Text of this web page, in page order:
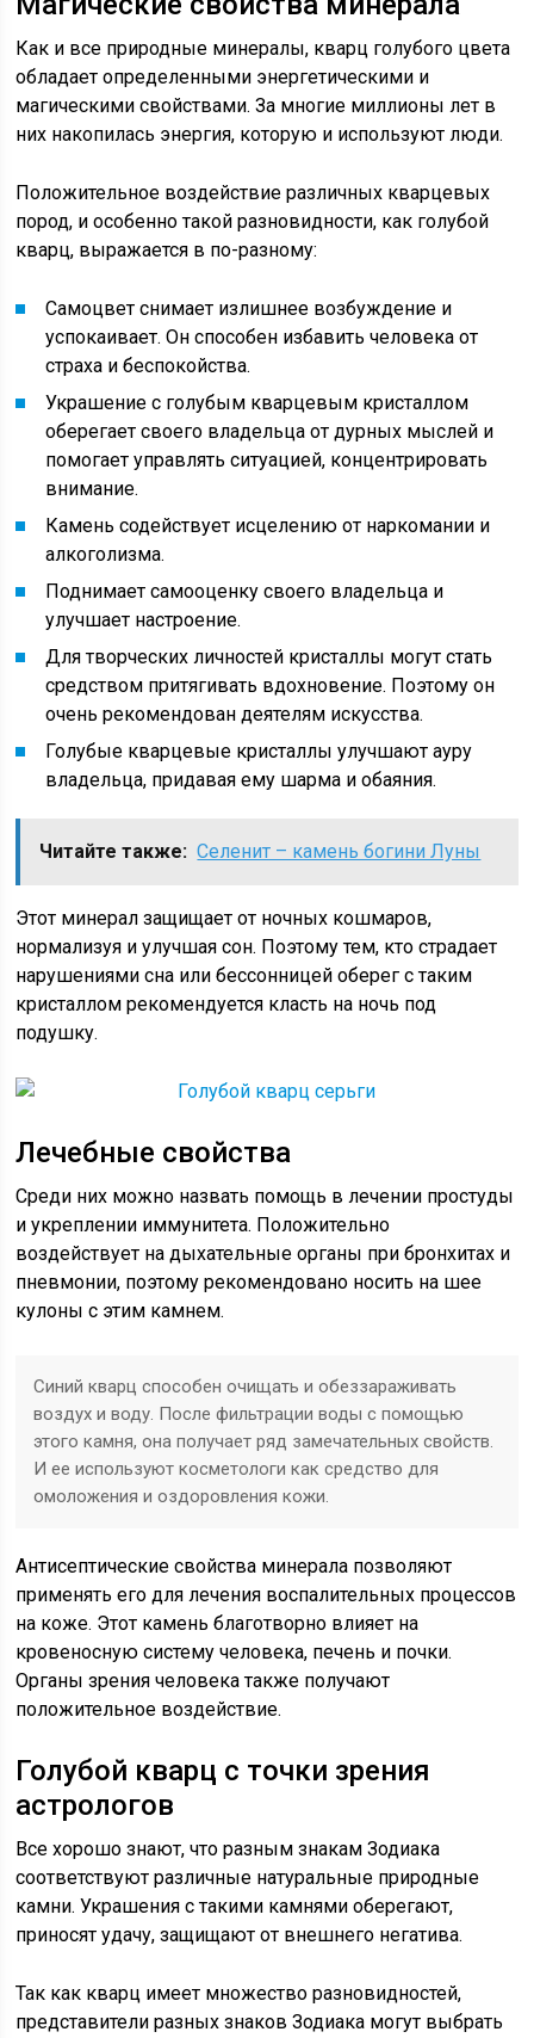
Как и все природные минералы, кварц голубого цвета
обладает определенными энергетическими и
магическими свойствами. За многие миллионы лет в
них накопилась энергия, которую и используют люди.
Положительное воздействие различных кварцевых
пород, и особенно такой разновидности, как голубой
кварц, выражается в по-разному:
Самоцвет снимает излишнее возбуждение и
успокаивает. Он способен избавить человека от
страха и беспокойства.
Украшение с голубым кварцевым кристаллом
оберегает своего владельца от дурных мыслей и
помогает управлять ситуацией, концентрировать
внимание.
Камень содействует исцелению от наркомании и
алкоголизма.
Поднимает самооценку своего владельца и
улучшает настроение.
Для творческих личностей кристаллы могут стать
средством притягивать вдохновение. Поэтому он
очень рекомендован деятелям искусства.
Голубые кварцевые кристаллы улучшают ауру
владельца, придавая ему шарма и обаяния.
Читайте также: Селенит – камень богини Луны
Этот минерал защищает от ночных кошмаров,
нормализуя и улучшая сон. Поэтому тем, кто страдает
нарушениями сна или бессонницей оберег с таким
кристаллом рекомендуется класть на ночь под
подушку.
Лечебные свойства
Среди них можно назвать помощь в лечении простуды
и укреплении иммунитета. Положительно
воздействует на дыхательные органы при бронхитах и
пневмонии, поэтому рекомендовано носить на шее
кулоны с этим камнем.
Синий кварц способен очищать и обеззараживать
воздух и воду. После фильтрации воды с помощью
этого камня, она получает ряд замечательных свойств.
И ее используют косметологи как средство для
омоложения и оздоровления кожи.
Антисептические свойства минерала позволяют
применять его для лечения воспалительных процессов
на коже. Этот камень благотворно влияет на
кровеносную систему человека, печень и почки.
Органы зрения человека также получают
положительное воздействие.
Голубой кварц с точки зрения
астрологов
Все хорошо знают, что разным знакам Зодиака
соответствуют различные натуральные природные
камни. Украшения с такими камнями оберегают,
приносят удачу, защищают от внешнего негатива.
Так как кварц имеет множество разновидностей,
представители разных знаков Зодиака могут выбрать